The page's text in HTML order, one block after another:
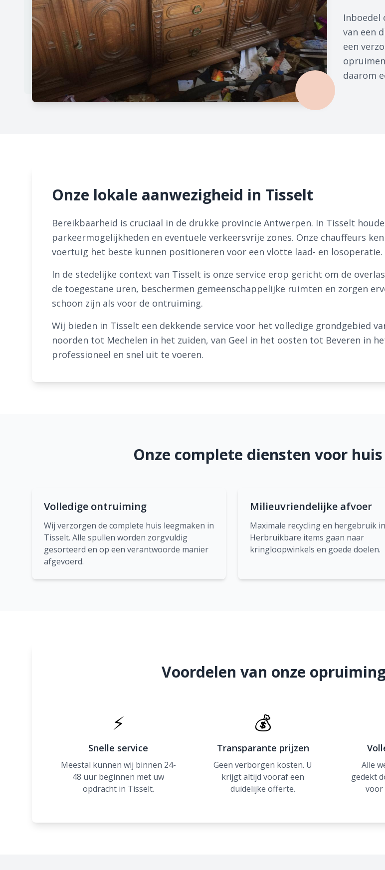
Inboedel
van een
een
daarom
Onze lokale aanwezigheid in Tisselt
Bereikbaarheid is cruciaal in de drukke provincie Antwerpen. In Tisselt
parkeermogelijkheden en eventuele verkeersvrije zones. Onze chauffeurs
voertuig het beste kunnen positioneren voor een vlotte laad- en losoperatie.
In de stedelijke context van Tisselt is onze service erop gericht om de
de toegestane uren, beschermen gemeenschappelijke ruimten en zorgen
schoon zijn als voor de ontruiming.
Wij bieden in Tisselt een dekkende service voor het volledige grondgebied
noorden tot Mechelen in het zuiden, van Geel in het oosten tot Beveren in
professioneel en snel uit te voeren.
Onze complete diensten voor
Volledige ontruiming
Wij verzorgen de complete huis leegmaken in
Tisselt. Alle spullen worden zorgvuldig
gesorteerd en op een verantwoorde manier
afgevoerd.
Milieuvriendelijke afvoer
Maximale recycling en hergebruik
Herbruikbare items gaan naar
kringloopwinkels en goede doelen.
Voordelen van onze
⚡
Snelle service
Meestal kunnen wij binnen 24-
48 uur beginnen met uw
opdracht in Tisselt.
💰
Transparante prijzen
Geen verborgen kosten. U
krijgt altijd vooraf een
duidelijke offerte.
Alle
gedekt
voor